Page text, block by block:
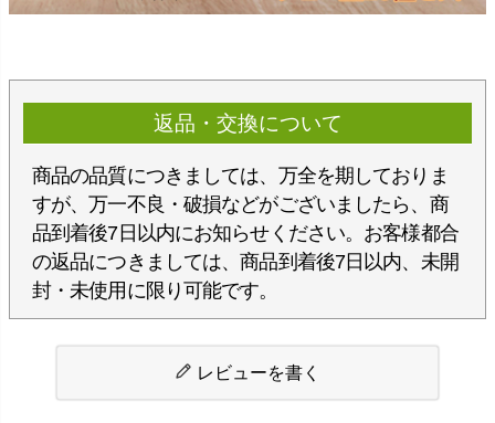
返品・交換について
商品の品質につきましては、万全を期しておりま
すが、万一不良・破損などがございましたら、商
品到着後7日以内にお知らせください。お客様都合
の返品につきましては、商品到着後7日以内、未開
封・未使用に限り可能です。
レビューを書く